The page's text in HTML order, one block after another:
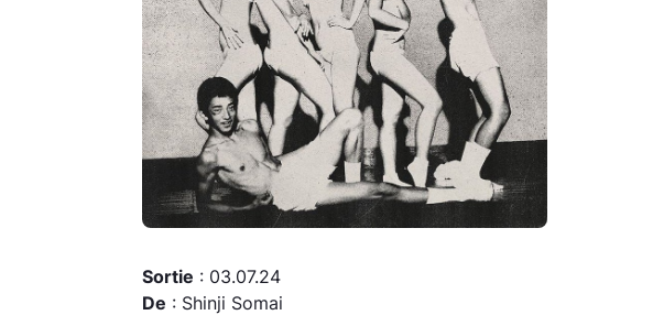
Sortie : 03.07.24
De : Shinji Somai